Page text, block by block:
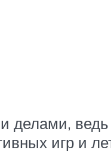
делами,
игр и